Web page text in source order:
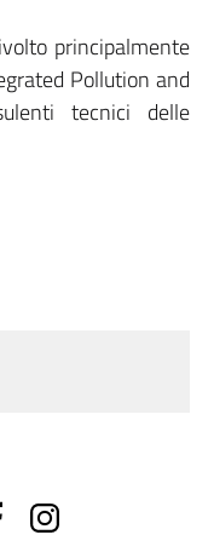
principalmente
Pollution and
tecnici delle